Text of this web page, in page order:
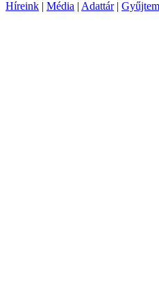
Híreink | Média | Adattár|